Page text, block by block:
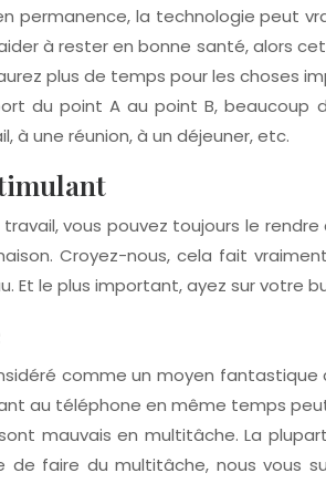
permanence, la technologie peut
à rester en bonne santé, alors
plus de temps pour les
du point A au point B,
à une réunion, à un déjeuner, etc.
vous pouvez toujours le
Croyez-nous, cela fait
le plus important, ayez sur votre
comme un moyen fantastique
au téléphone en même temps
mauvais en multitâche. La
faire du multitâche, nous vous